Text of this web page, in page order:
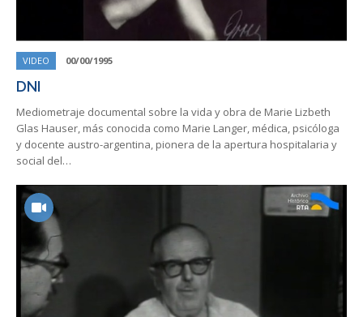
VIDEO 00/00/1995
DNI
Mediometraje documental sobre la vida y obra de Marie Lizbeth
Glas Hauser, más conocida como Marie Langer, médica, psicóloga
y docente austro-argentina, pionera de la apertura hospitalaria y
social del…